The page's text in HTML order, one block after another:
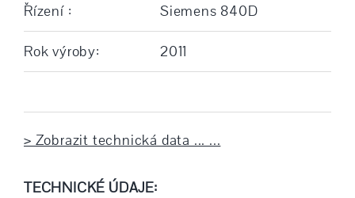
Řízení : Siemens 840D
Rok výroby: 2011
> Zobrazit technická data ... ...
TECHNICKÉ ÚDAJE: